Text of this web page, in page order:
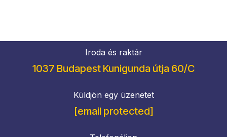
Iroda és raktár
1037 Budapest Kunigunda útja 60/C
Küldjön egy üzenetet
[email protected]